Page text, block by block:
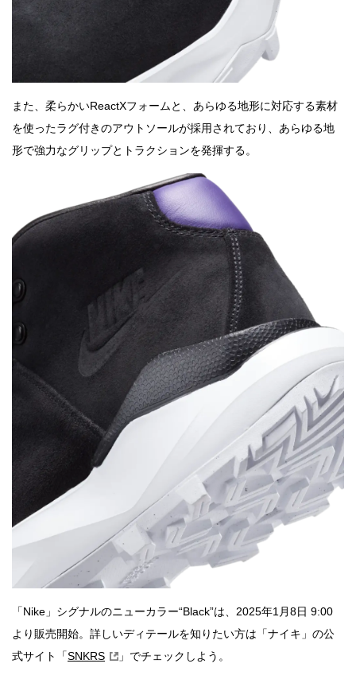
また、柔らかいReactXフォームと、あらゆる地形に対応する素材
を使ったラグ付きのアウトソールが採用されており、あらゆる地
形で強力なグリップとトラクションを発揮する。
「Nike」シグナルのニューカラー“Black”は、2025年1月8日 9:00
より販売開始。詳しいディテールを知りたい方は「ナイキ」の公
式サイト「SNKRS 」でチェックしよう。